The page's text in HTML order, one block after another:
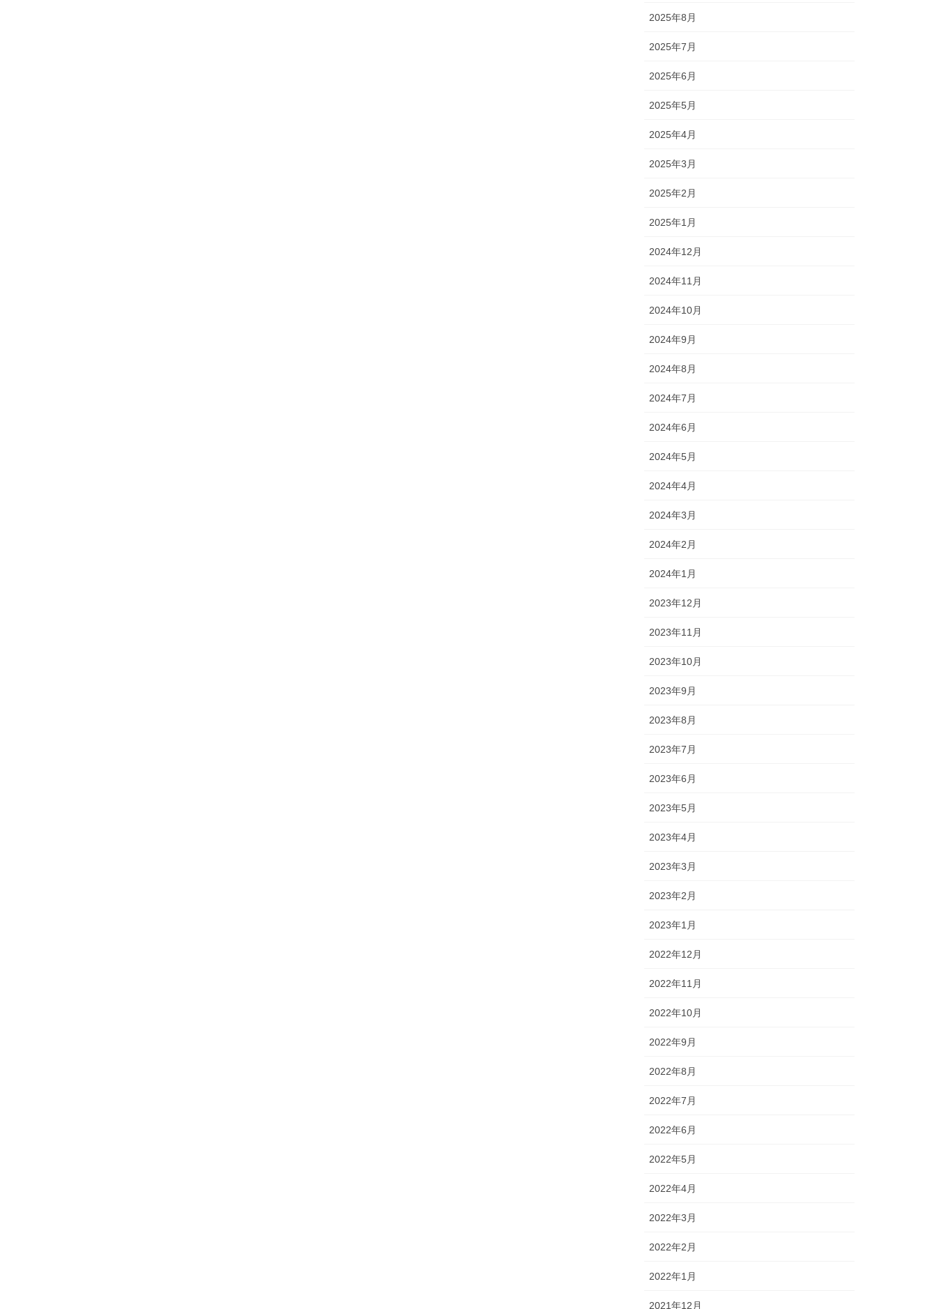
2025年8月
2025年7月
2025年6月
2025年5月
2025年4月
2025年3月
2025年2月
2025年1月
2024年12月
2024年11月
2024年10月
2024年9月
2024年8月
2024年7月
2024年6月
2024年5月
2024年4月
2024年3月
2024年2月
2024年1月
2023年12月
2023年11月
2023年10月
2023年9月
2023年8月
2023年7月
2023年6月
2023年5月
2023年4月
2023年3月
2023年2月
2023年1月
2022年12月
2022年11月
2022年10月
2022年9月
2022年8月
2022年7月
2022年6月
2022年5月
2022年4月
2022年3月
2022年2月
2022年1月
2021年12月